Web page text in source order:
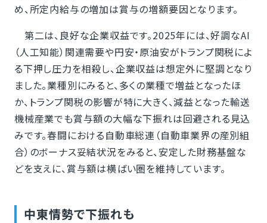
め、所定内給与の増加は賞与の増額要因となります。
第二は、良好な企業収益です。2025年には、好調なAI
（人工知能）関連需要や円安・原油安がトランプ関税によ
る下押し圧力を相殺し、企業収益は想定外に堅調となり
ました。業種別にみると、多くの業種で増益となったほ
か、トランプ関税の影響が特に大きく、減益となった輸送
機械産業でも賞与額の大幅な下振れは回避される見込
みです。春闘における自動車総連（自動車業界の産別組
合）のボーナス妥結状況をみると、安定した財務基盤な
どを支えに、賞与額は横ばい圏を維持しています。
中東情勢で下振れも